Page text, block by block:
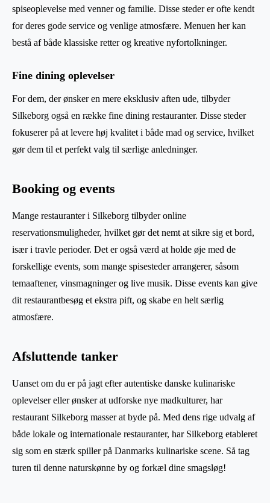
spiseoplevelse med venner og familie. Disse steder er ofte kendt
for deres gode service og venlige atmosfære. Menuen her kan
bestå af både klassiske retter og kreative nyfortolkninger.
Fine dining oplevelser
For dem, der ønsker en mere eksklusiv aften ude, tilbyder
Silkeborg også en række fine dining restauranter. Disse steder
fokuserer på at levere høj kvalitet i både mad og service, hvilket
gør dem til et perfekt valg til særlige anledninger.
Booking og events
Mange restauranter i Silkeborg tilbyder online
reservationsmuligheder, hvilket gør det nemt at sikre sig et bord,
især i travle perioder. Det er også værd at holde øje med de
forskellige events, som mange spisesteder arrangerer, såsom
temaaftener, vinsmagninger og live musik. Disse events kan give
dit restaurantbesøg et ekstra pift, og skabe en helt særlig
atmosfære.
Afsluttende tanker
Uanset om du er på jagt efter autentiske danske kulinariske
oplevelser eller ønsker at udforske nye madkulturer, har
restaurant Silkeborg masser at byde på. Med dens rige udvalg af
både lokale og internationale restauranter, har Silkeborg etableret
sig som en stærk spiller på Danmarks kulinariske scene. Så tag
turen til denne naturskønne by og forkæl dine smagsløg!